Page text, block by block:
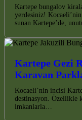
Kartepe bungalov
yerdesiniz! Kocaeli’nin
sunan Kartepe’de,
Kartepe Gezi
Karavan
Kocaeli’nin incisi
destinasyon. Özellikle
imkanlarla…